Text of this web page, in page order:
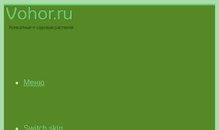
Меню
Switch skin